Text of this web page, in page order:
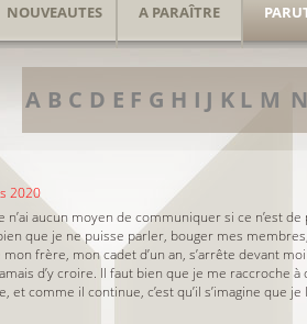
NOUVEAUTES A PARAÎTRE
A B C D E F G H I J K L M N
2020
n’ai aucun moyen de communiquer si ce
que je ne puisse parler, bouger mes
frère, mon cadet d’un an, s’arrête devant
d’y croire. Il faut bien que je me
et comme il continue, c’est qu’il s’imagine que